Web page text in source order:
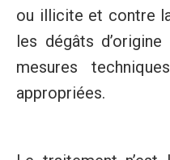
ou illicite et contre
les dégâts
mesures
appropriées.